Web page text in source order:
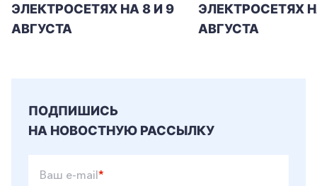
ЭЛЕКТРОСЕТЯХ НА 8 И 9
АВГУСТА
ЭЛЕКТРОСЕТЯХ
АВГУСТА
ПОДПИШИСЬ
НА НОВОСТНУЮ РАССЫЛКУ
Ваш e-mail*